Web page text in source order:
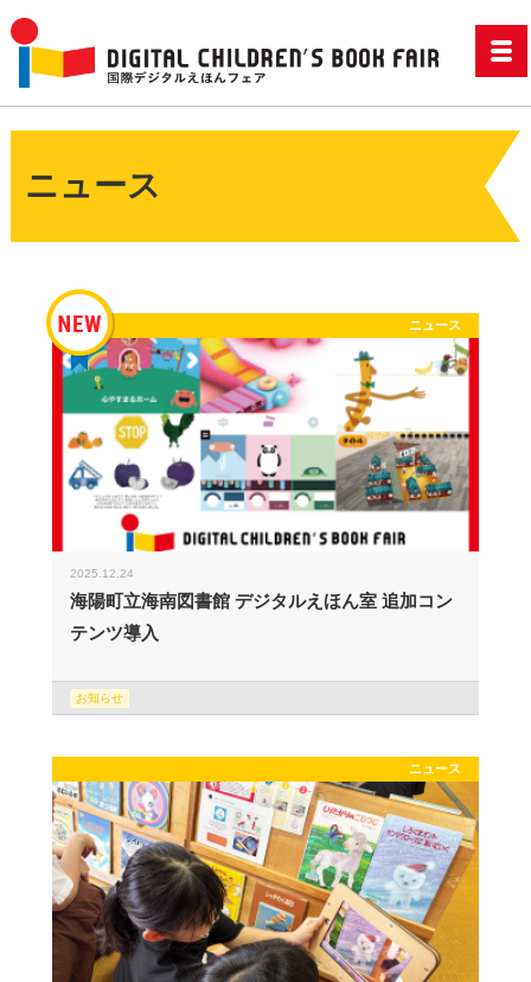
ニュース
ニュース
2025.12.24
海陽町立海南図書館 デジタルえほん室 追加コン
テンツ導入
お知らせ
ニュース